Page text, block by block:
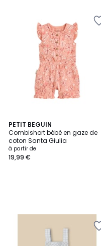
PETIT BEGUIN
Combishort bébé en gaze de
coton Santa Giulia
à partir de
19,99 €